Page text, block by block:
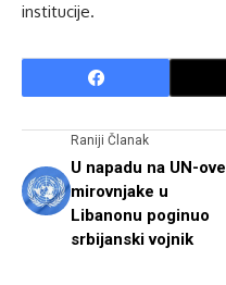
institucije.
Raniji Članak
U napadu na UN-ove
mirovnjake u
Libanonu poginuo
srbijanski vojnik